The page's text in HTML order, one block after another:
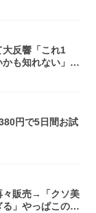
大反響「これ1
も知れない」
円で5日間お試
々販売→「クソ美
」やっぱこのク